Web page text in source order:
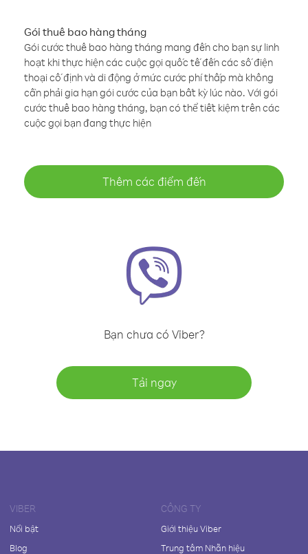
Gói thuê bao hàng tháng
Gói cước thuê bao hàng tháng mang đến cho bạn sự linh
hoạt khi thực hiện các cuộc gọi quốc tế đến các số điện
thoại cố định và di động ở mức cước phí thấp mà không
cần phải gia hạn gói cước của bạn bất kỳ lúc nào. Với gói
cước thuê bao hàng tháng, bạn có thể tiết kiệm trên các
cuộc gọi bạn đang thực hiện
Thêm các điểm đến
Bạn chưa có Viber?
Tải ngay
VIBER
Nổi bật
Blog
CÔNG TY
Giới thiệu Viber
Trung tâm Nhãn hiệu